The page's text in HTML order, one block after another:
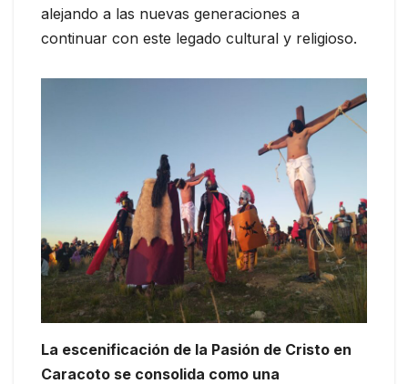
alejando a las nuevas generaciones a
continuar con este legado cultural y religioso.
La escenificación de la Pasión de Cristo en
Caracoto se consolida como una